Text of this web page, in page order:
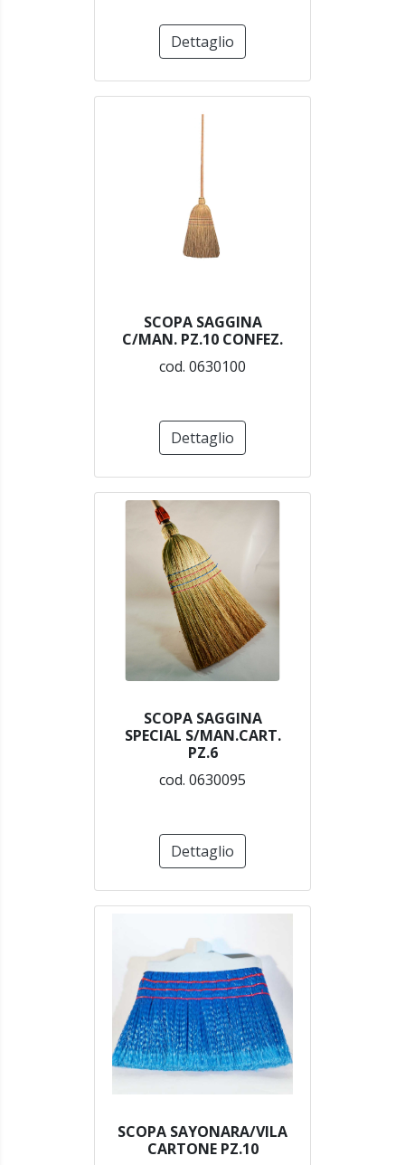
Dettaglio
SCOPA SAGGINA
C/MAN. PZ.10 CONFEZ.
cod. 0630100
Dettaglio
SCOPA SAGGINA
SPECIAL S/MAN.CART.
PZ.6
cod. 0630095
Dettaglio
SCOPA SAYONARA/VILA
CARTONE PZ.10